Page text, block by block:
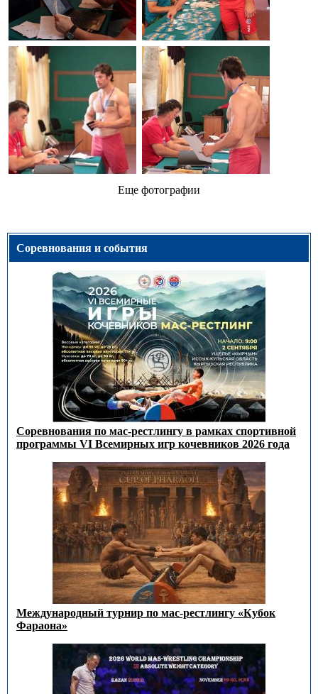
Еще фотографии
Соревнования и события
Соревнования по мас-рестлингу в рамках спортивной
программы VI Всемирных игр кочевников 2026 года
Международный турнир по мас-рестлингу «Кубок
Фараона»